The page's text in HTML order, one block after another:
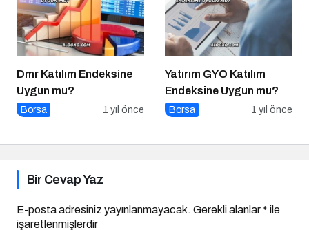
Dmr Katılım Endeksine
Uygun mu?
Borsa 1 yıl önce
Yatırım GYO Katılım
Endeksine Uygun mu?
Borsa 1 yıl önce
Bir Cevap Yaz
E-posta adresiniz yayınlanmayacak. Gerekli alanlar* ile
işaretlenmişlerdir